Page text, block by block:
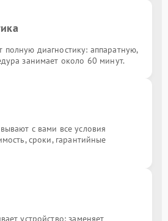
диагностику: аппаратную,
занимает около 60 минут.
с вами все условия
сроки, гарантийные
устройство: заменяет